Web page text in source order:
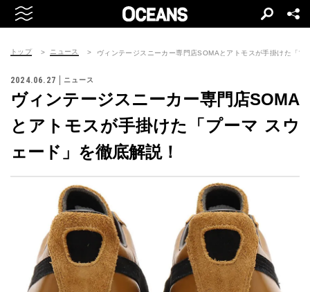
トップ ニュース ヴィンテージスニーカー専門店SOMAとアトモスが手掛けた「プ
2024.06.27 ニュース
ヴィンテージスニーカー専門店SOMA
とアトモスが手掛けた「プーマ スウ
ェード」を徹底解説！